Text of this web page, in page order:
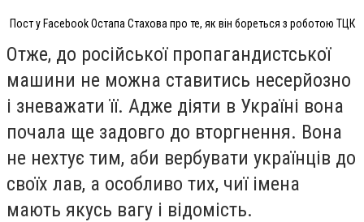
Пост у Facebook Остапа Стахова про те, як він бореться з роботою ТЦК
Отже, до російської пропагандистської
машини не можна ставитись несерйозно
і зневажати її. Адже діяти в Україні вона
почала ще задовго до вторгнення. Вона
не нехтує тим, аби вербувати українців до
своїх лав, а особливо тих, чиї імена
мають якусь вагу і відомість.